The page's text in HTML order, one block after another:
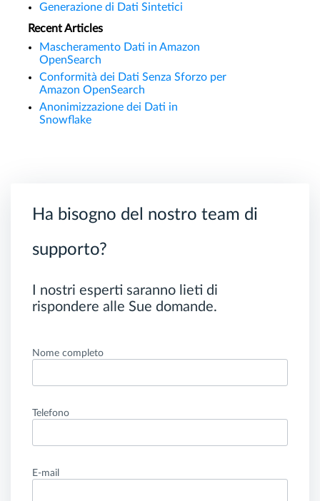
Generazione di Dati Sintetici
Recent Articles
Mascheramento Dati in Amazon
OpenSearch
Conformità dei Dati Senza Sforzo per
Amazon OpenSearch
Anonimizzazione dei Dati in
Snowflake
Ha bisogno del nostro team di
supporto?
I nostri esperti saranno lieti di
rispondere alle Sue domande.
Nome completo
Telefono
E-mail